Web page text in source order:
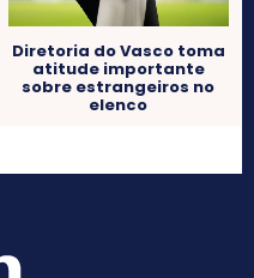
Diretoria do Vasco toma
atitude importante
sobre estrangeiros no
elenco